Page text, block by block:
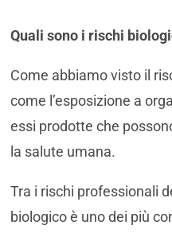
Quali sono i rischi
Come abbiamo visto il
come l’esposizione a
essi prodotte che
la salute umana.
Tra i rischi professionali
biologico è uno dei più